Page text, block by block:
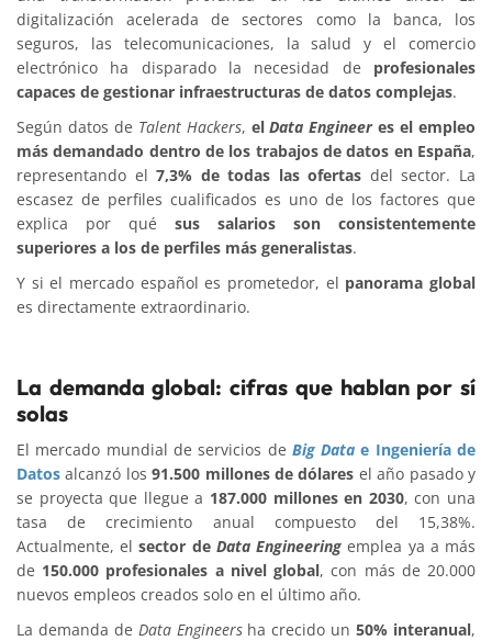
digitalización acelerada de sectores como la banca, los
seguros, las telecomunicaciones, la salud y el comercio
electrónico ha disparado la necesidad de profesionales
capaces de gestionar infraestructuras de datos complejas.
Según datos de Talent Hackers, elData Engineeres el empleo
más demandado dentro de los trabajos de datos en España,
representando el7,3% de todas las ofertas del sector. La
escasez de perfiles cualificados es uno de los factores que
explica por qué sus salarios son consistentemente
superiores a los de perfiles más generalistas.
Y si el mercado español es prometedor, el panorama global
es directamente extraordinario.
La demanda global: cifras que hablan por sí
solas
El mercado mundial de servicios de Big Data e Ingeniería de
Datos alcanzó los91.500 millones de dólares el año pasado y
se proyecta que llegue a 187.000 millones en 2030, con una
tasa de crecimiento anual compuesto del 15,38%.
Actualmente, elsector de Data Engineering emplea ya a más
de 150.000 profesionales a nivel global, con más de 20.000
nuevos empleos creados solo en el último año.
La demanda de Data Engineersha crecido un50% interanual,